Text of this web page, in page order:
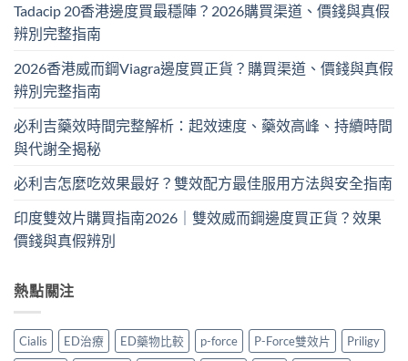
Tadacip 20香港邊度買最穩陣？2026購買渠道、價錢與真假
辨別完整指南
2026香港威而鋼Viagra邊度買正貨？購買渠道、價錢與真假
辨別完整指南
必利吉藥效時間完整解析：起效速度、藥效高峰、持續時間
與代謝全揭秘
必利吉怎麼吃效果最好？雙效配方最佳服用方法與安全指南
印度雙效片購買指南2026｜雙效威而鋼邊度買正貨？效果
價錢與真假辨別
熱點關注
Cialis ED治療 ED藥物比較 p-force P-Force雙效片 Priligy